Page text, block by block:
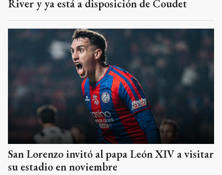
River y ya está a disposición de Coudet
San Lorenzo invitó al papa León XIV a visitar
su estadio en noviembre